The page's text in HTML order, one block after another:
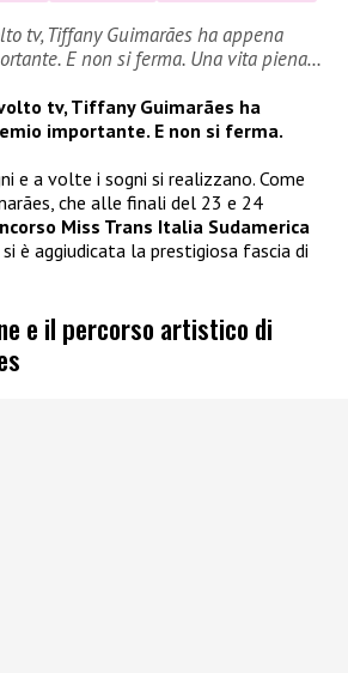
tv, Tiffany Guimarães ha appena
E non si ferma. Una vita piena…
tv, Tiffany Guimarães ha
importante. E non si ferma.
e a volte i sogni si realizzano. Come
che alle finali del 23 e 24
Miss Trans Italia Sudamerica
si è aggiudicata la prestigiosa fascia di
e il percorso artistico di